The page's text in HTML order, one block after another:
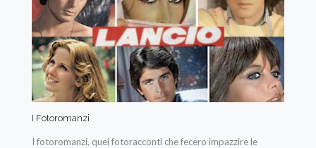
I Fotoromanzi
I fotoromanzi, quei fotoracconti che fecero impazzire le